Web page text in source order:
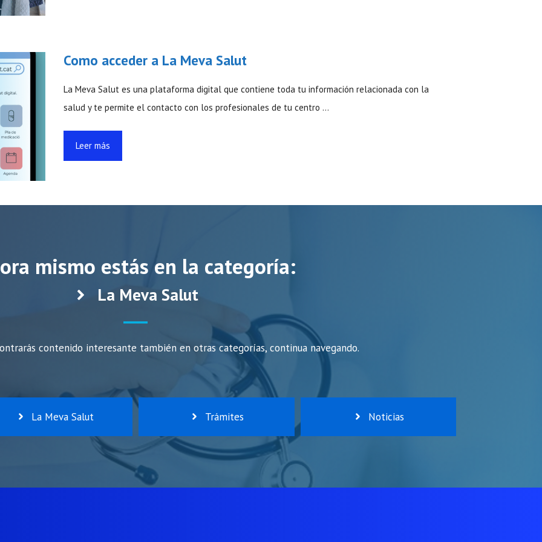
Como acceder a La Meva Salut
La Meva Salut es una plataforma digital que contiene toda tu información relacionada con la
salud y te permite el contacto con los profesionales de tu centro …
Leer más
mismo estás en la categoría:
La Meva Salut
contenido interesante también en otras categorías, continua navegando.
La Meva Salut Trámites Noticias